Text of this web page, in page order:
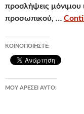
προσλήψεις μόνιμου
προσωπικού, …
ΚΟΙΝΟΠΟΙΉΣΤΕ:
ΜΟΥ ΑΡΈΣΕΙ ΑΥΤΌ: